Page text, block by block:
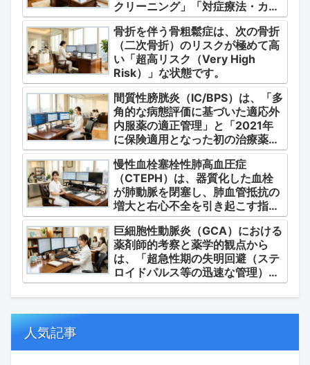
クリーニング」「対症療法・カク
テル療法の適正使用」「画期的な
新薬・DDSの動向」の3つの軸か
ら整理します。
骨折を伴う骨粗鬆症は、次の骨折
（二次骨折）のリスクが極めて高
い「超高リスク（Very High
Risk）」な状態です。
間質性膀胱炎（IC/BPS）は、「多
角的な病態評価に基づいた適応外
内服薬の適正管理」と「2021年
に保険適用となった初の治療薬で
あるジメチルスルホキシド
（DMSO）の安全かつ確実な調
剤・運用」に集約されます。
慢性血栓塞栓性肺高血圧症
（CTEPH）は、器質化した血栓
が肺動脈を閉塞し、肺血管抵抗の
増大と右心不全を引き起こす指定
難病（第4群肺高血圧症）です。
巨細胞性動脈炎（GCA）における
薬剤師的考察と薬学的観点から
は、「超急性期の失明回避（ステ
ロイドパルス等の迅速な管理）」
「再燃防止とステロイドの最小化
（トシリズマブやウパダシチニブ
の適正使用）」「長期ステロイド
人気記事